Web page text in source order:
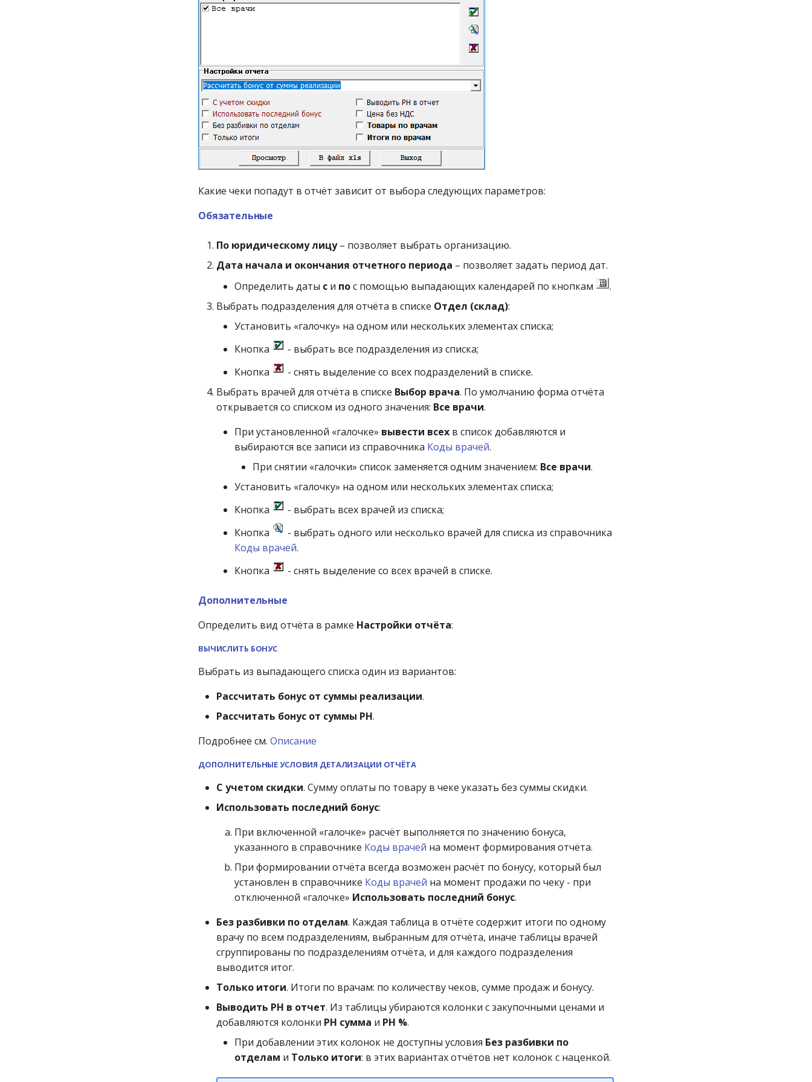
Какие чеки попадут в отчёт зависит от выбора следующих параметров:
Обязательные
По юридическому лицу– позволяет выбрать организацию.
Дата начала и окончания отчетного периода – позволяет задать период дат.
Определить даты с и пос помощью выпадающих календарей по кнопкам
.
Выбрать подразделения для отчёта в списке Отдел (склад):
Установить «галочку» на одном или нескольких элементах списка;
Кнопка
- выбрать все подразделения из списка;
Кнопка
- снять выделение со всех подразделений в списке.
Выбрать врачей для отчёта в списке Выбор врача. По умолчанию форма отчёта
открывается со списком из одного значения: Все врачи.
При установленной «галочке» вывести всех в список добавляются и
выбираются все записи из справочника Коды врачей.
При снятии «галочки» список заменяется одним значением: Все врачи.
Установить «галочку» на одном или нескольких элементах списка;
Кнопка
- выбрать всех врачей из списка;
Кнопка
- выбрать одного или несколько врачей для списка из справочника
Коды врачей.
Кнопка
- снять выделение со всех врачей в списке.
Дополнительные
Определить вид отчёта в рамке Настройки отчёта:
ВЫЧИСЛИТЬ БОНУС
Выбрать из выпадающего списка один из вариантов:
Рассчитать бонус от суммы реализации.
Рассчитать бонус от суммы РН.
Подробнее см. Описание
ДОПОЛНИТЕЛЬНЫЕ УСЛОВИЯ ДЕТАЛИЗАЦИИ ОТЧЁТА
C учетом скидки. Сумму оплаты по товару в чеке указать без суммы скидки.
Использовать последний бонус:
При включенной «галочке» расчёт выполняется по значению бонуса,
указанного в справочнике Коды врачей на момент формирования отчёта.
При формировании отчёта всегда возможен расчёт по бонусу, который был
установлен в справочнике Коды врачей на момент продажи по чеку - при
отключенной «галочке» Использовать последний бонус.
Без разбивки по отделам. Каждая таблица в отчёте содержит итоги по одному
врачу по всем подразделениям, выбранным для отчёта, иначе таблицы врачей
сгруппированы по подразделениям отчёта, и для каждого подразделения
выводится итог.
Только итоги. Итоги по врачам: по количеству чеков, сумме продаж и бонусу.
Выводить РН в отчет. Из таблицы убираются колонки с закупочными ценами и
добавляются колонки РН сумма и РН %.
При добавлении этих колонок не доступны условия Без разбивки по
отделам и Только итоги: в этих вариантах отчётов нет колонок с наценкой.